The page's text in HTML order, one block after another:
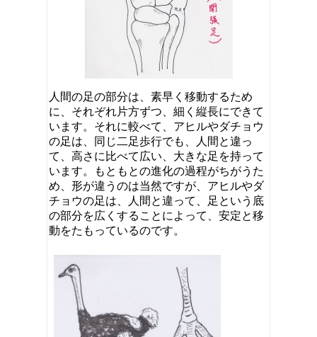
人間の足の部分は、素早く移動するため
に、それぞれ片方ずつ、細く縦長にできて
います。それに較べて、アヒルやダチョウ
の足は、同じ二足歩行でも、人間と違っ
て、高さに比べて広い、大きな足を持って
います。もともとの進化の過程がちがうた
め、形が違うのは当然ですが、アヒルやダ
チョウの足は、人間と違って、足という底
の部分を広くすることによって、安定と移
動をたもっているのです。